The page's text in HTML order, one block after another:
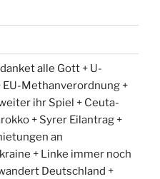
alle Gott + U-
EU-Methanverordnung +
ihr Spiel + Ceuta-
+ Syrer Eilantrag +
an
+ Linke immer noch
Deutschland +